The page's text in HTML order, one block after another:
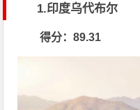
1.印度乌代布尔
得分：89.31